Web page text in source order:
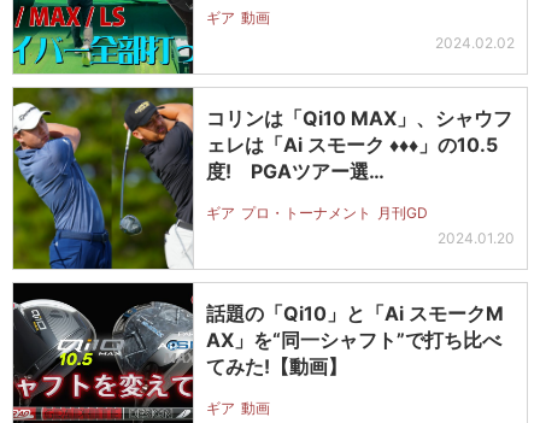
ギア 動画
2024.02.02
コリンは「Qi10 MAX」、シャウフ
ェレは「Ai スモーク ♦♦♦」の10.5
度! PGAツアー選…
ギア プロ・トーナメント
月刊GD
2024.01.20
話題の「Qi10」と「Ai スモークM
AX」を“同一シャフト”で打ち比べ
てみた!【動画】
ギア 動画